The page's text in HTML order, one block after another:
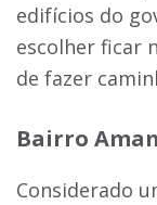
edifícios do
escolher ficar
de fazer
Bairro
Considerado